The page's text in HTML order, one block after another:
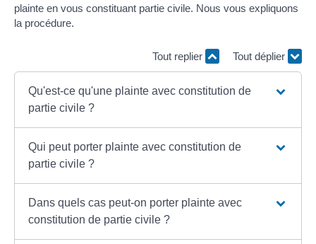
plainte en vous constituant partie civile. Nous vous expliquons
la procédure.
Tout replier Tout déplier
Qu'est-ce qu'une plainte avec constitution de
partie civile ?
Qui peut porter plainte avec constitution de
partie civile ?
Dans quels cas peut-on porter plainte avec
constitution de partie civile ?